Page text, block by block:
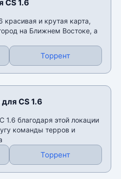
CS 1.6
красивая и крутая карта,
на Ближнем Востоке, а
Торрент
CS 1.6
1.6 благодаря этой локации
команды терров и
Торрент